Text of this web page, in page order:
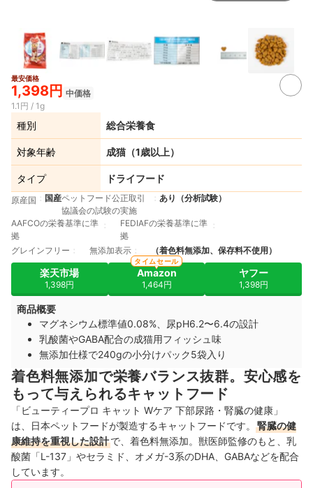
最安価格
1,398円 中価格
1.1円 / 1g
種別 総合栄養食
対象年齢 成猫（1歳以上）
タイプ ドライフード
原産国 国産ペットフード公正取引
協議会の試験の実施
あり（分析試験）
AAFCOの栄養基準に準
拠
FEDIAFの栄養基準に準
拠
グレインフリー
無添加表示 （着色料無添加、保存料不使用）
楽天市場
1,398円
Amazon
1,464円
タイムセール
ヤフー
1,398円
商品概要
マグネシウム標準値0.08%、尿pH6.2〜6.4の設計
乳酸菌やGABA配合の成猫用フィッシュ味
無添加仕様で240gの小分けパック5袋入り
着色料無添加で栄養バランス抜群。安心感を
もって与えられるキャットフード
「ビューティープロ キャット Wケア 下部尿路・腎臓の健康」
は、日本ペットフードが製造するキャットフードです。
腎臓の健
康維持を重視した設計で、着色料無添加。獣医師監修のもと、乳
酸菌「L-137」やセラミド、オメガ-3系のDHA、GABAなどを配合
しています。